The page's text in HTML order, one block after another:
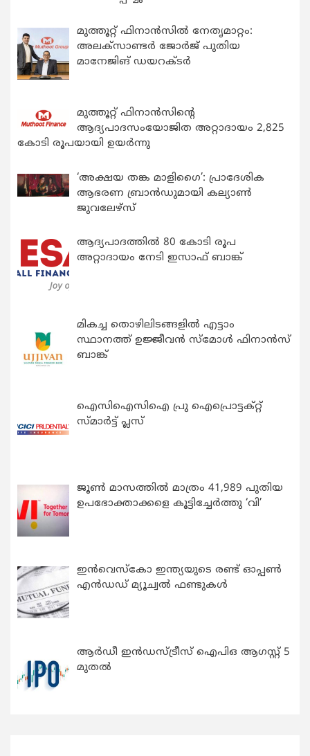
മുത്തൂറ്റ് ഫിനാൻസിൽ നേതൃമാറ്റം:
അലക്സാണ്ടർ ജോർജ് പുതിയ
മാനേജിങ് ഡയറക്ടർ
മുത്തൂറ്റ് ഫിനാൻസിന്റെ
ആദ്യപാദസംയോജിത അറ്റാദായം 2,825
കോടി രൂപയായി ഉയർന്നു
‘അക്ഷയ തങ്ക മാളിഗൈ’: പ്രാദേശിക
ആഭരണ ബ്രാന്‍ഡുമായി കല്യാണ്‍
ജുവലേഴ്‌സ്
ആദ്യപാദത്തിൽ 80 കോടി രൂപ
അറ്റാദായം നേടി ഇസാഫ് ബാങ്ക്
മികച്ച തൊഴിലിടങ്ങളിൽ എട്ടാം
സ്ഥാനത്ത് ഉജ്ജീവൻ സ്മോൾ ഫിനാൻസ്
ബാങ്ക്
ഐസിഐസിഐ പ്രു ഐപ്രൊട്ടക്റ്റ്
സ്മാർട്ട് പ്ലസ്
ജൂൺ മാസത്തിൽ മാത്രം 41,989 പുതിയ
ഉപഭോക്താക്കളെ കൂട്ടിച്ചേർത്തു ‘വി’
ഇന്‍വെസ്കോ ഇന്ത്യയുടെ രണ്ട് ഓപ്പണ്‍
എന്‍ഡഡ് മ്യൂച്വല്‍ ഫണ്ടുകള്‍
ആർഡീ ഇൻഡസ്ട്രീസ് ഐപിഒ ആഗസ്റ്റ് 5
മുതൽ